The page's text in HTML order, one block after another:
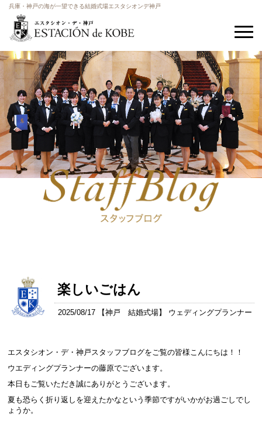
兵庫・神戸の海が一望できる結婚式場エスタシオンデ神戸
楽しいごはん
2025/08/17 【神戸 結婚式場】 ウェディングプランナー
エスタシオン・デ・神戸スタッフブログをご覧の皆様こんにちは！！
ウエディングプランナーの藤原でございます。
本日もご覧いただき誠にありがとうございます。
夏も恐らく折り返しを迎えたかなという季節ですがいかがお過ごしでし
ょうか。